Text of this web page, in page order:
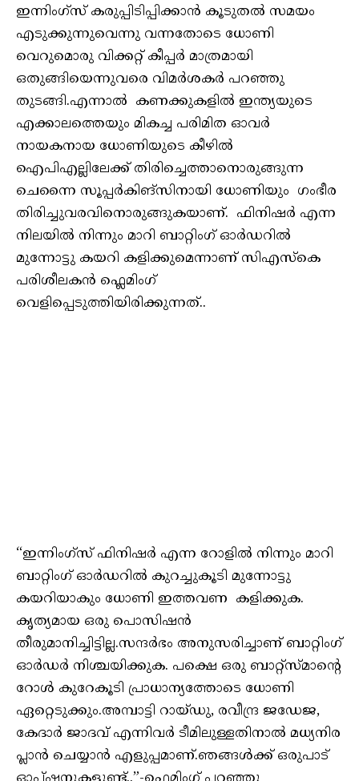
ഇന്നിംഗ്സ് കരുപ്പിടിപ്പിക്കാൻ കൂടുതൽ സമയം
എടുക്കുന്നുവെന്നു വന്നതോടെ ധോണി
വെറുമൊരു വിക്കറ്റ് കീപ്പർ മാത്രമായി
ഒതുങ്ങിയെന്നുവരെ വിമർശകർ പറഞ്ഞു
തുടങ്ങി.എന്നാൽ കണക്കുകളിൽ ഇന്ത്യയുടെ
എക്കാലത്തെയും മികച്ച പരിമിത ഓവർ
നായകനായ ധോണിയുടെ കീഴിൽ
ഐപിഎല്ലിലേക്ക് തിരിച്ചെത്താനൊരുങ്ങുന്ന
ചെന്നൈ സൂപ്പർകിങ്സിനായി ധോണിയും ഗംഭീര
തിരിച്ചുവരവിനൊരുങ്ങുകയാണ്. ഫിനിഷർ എന്ന
നിലയിൽ നിന്നും മാറി ബാറ്റിംഗ് ഓർഡറിൽ
മുന്നോട്ടു കയറി കളിക്കുമെന്നാണ് സിഎസ്കെ
പരിശീലകൻ ഫ്ലെമിംഗ്
വെളിപ്പെടുത്തിയിരിക്കുന്നത്..
“ഇന്നിംഗ്‌സ് ഫിനിഷർ എന്ന റോളിൽ നിന്നും മാറി
ബാറ്റിംഗ് ഓർഡറിൽ കുറച്ചുകൂടി മുന്നോട്ടു
കയറിയാകും ധോണി ഇത്തവണ കളിക്കുക.
കൃത്യമായ ഒരു പൊസിഷൻ
തീരുമാനിച്ചിട്ടില്ല.സന്ദർഭം അനുസരിച്ചാണ് ബാറ്റിംഗ്
ഓർഡർ നിശ്ചയിക്കുക. പക്ഷെ ഒരു ബാറ്റ്സ്മാന്റെ
റോൾ കുറേകൂടി പ്രാധാന്യത്തോടെ ധോണി
ഏറ്റെടുക്കും.അമ്പാട്ടി റായ്ഡു, രവീന്ദ്ര ജഡേജ,
കേദാർ ജാദവ് എന്നിവർ ടീമിലുള്ളതിനാൽ മധ്യനിര
പ്ലാൻ ചെയ്യാൻ എളുപ്പമാണ്.ഞങ്ങൾക്ക് ഒരുപാട്